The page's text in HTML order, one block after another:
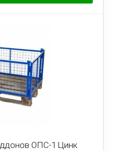
ОПС-1 Цинк